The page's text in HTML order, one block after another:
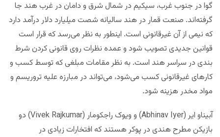
گوا در جنوب غرب، سیکیم در شمال شرق و دامان در غرب هند جا
گرفته‌اند. صنعت قمار در هند سالیانه شصت میلیارد دلار درآمد دارد
که نیمی از آن غیرقانونی است. اینطور به نظر می‌رسد که قرار است
قوانین جدیدی تصویب شود و عمده نظرات روی قانونی کردن شرط
بندی در سراسر هند است. به نظر مقامات مبلغی که توسط کسب و
کارهای غیرقانونی کسب می‌شود، می‌تواند در مبارزه علیه تروریسم و
مواد مخدر هزینه شود.
آبیناو ایر (Abhinav Iyer) و ویوک راجکومار (Vivek Rajkumar) دو
بازیکن مطرح هندی در پوکر هستند که افتخارات زیادی در